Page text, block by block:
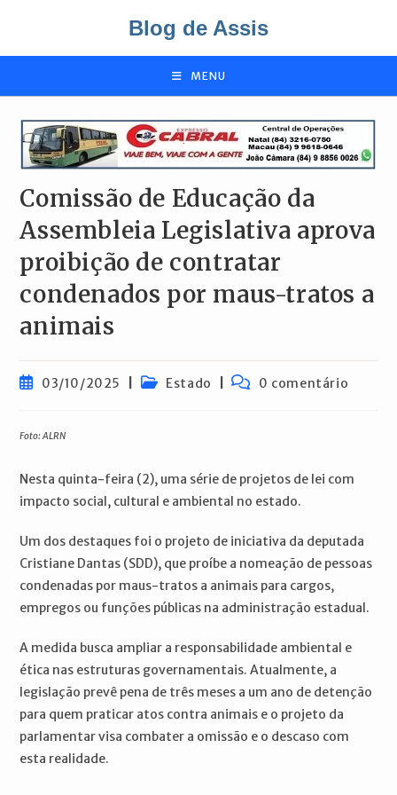
o
Blog de Assis
MENU
Comissão de Educação da
Assembleia Legislativa aprova
proibição de contratar
condenados por maus-tratos a
animais
Post03/10/2025
Categoria
Estado
Comentários
0 comentário
Foto: ALRN
Nesta quinta-feira (2), uma série de projetos de lei com
impacto social, cultural e ambiental no estado.
Um dos destaques foi o projeto de iniciativa da deputada
Cristiane Dantas (SDD), que proíbe a nomeação de pessoas
condenadas por maus-tratos a animais para cargos,
empregos ou funções públicas na administração estadual.
A medida busca ampliar a responsabilidade ambiental e
ética nas estruturas governamentais. Atualmente, a
legislação prevê pena de três meses a um ano de detenção
para quem praticar atos contra animais e o projeto da
parlamentar visa combater a omissão e o descaso com
esta realidade.